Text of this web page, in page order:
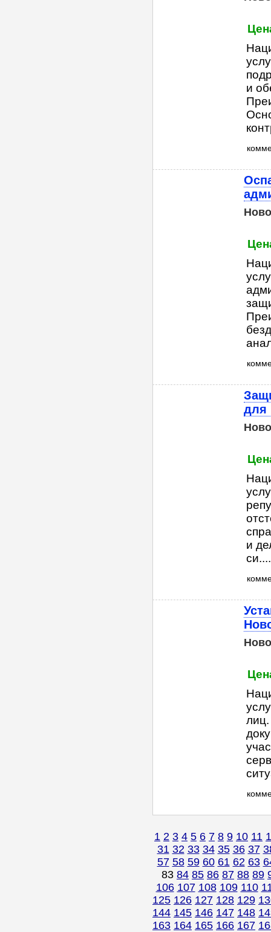
и
для
и
1 2 3 4 5 6 7 8 9 10 11
31 32 33 34 35 36 37
57 58 59 60 61 62 63
83 84 85 86 87 88 89
106 107 108 109 110
125 126 127 128 129
144 145 146 147 148
163 164 165 166 167